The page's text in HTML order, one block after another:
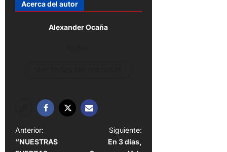
Acerca del autor
Alexander Ocaña
N
a
Anterior:
“NUESTRAS
Siguiente:
En 3 días,